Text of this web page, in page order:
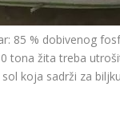
85 % dobivenog
tona žita treba
koja sadrži za